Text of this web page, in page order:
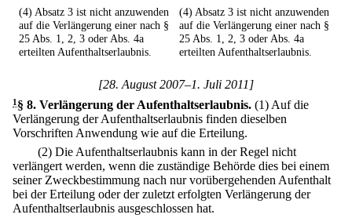
(4) Absatz 3 ist nicht anzuwenden
auf die Verlängerung einer nach §
25 Abs. 1, 2, 3 oder Abs. 4a
erteilten Aufenthaltserlaubnis.
(4) Absatz 3 ist nicht anzuwenden
auf die Verlängerung einer nach §
25 Abs. 1, 2, 3 oder Abs. 4a
erteilten Aufenthaltserlaubnis.
[28. August 2007–1. Juli 2011]
1§ 8. Verlängerung der Aufenthaltserlaubnis. (1) Auf die
Verlängerung der Aufenthaltserlaubnis finden dieselben
Vorschriften Anwendung wie auf die Erteilung.
(2) Die Aufenthaltserlaubnis kann in der Regel nicht
verlängert werden, wenn die zuständige Behörde dies bei einem
seiner Zweckbestimmung nach nur vorübergehenden Aufenthalt
bei der Erteilung oder der zuletzt erfolgten Verlängerung der
Aufenthaltserlaubnis ausgeschlossen hat.